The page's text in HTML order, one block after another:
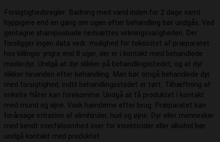
Forsigtighedsregler: Badning med vand inden for 2 dage samt
hyppigere end en gang om ugen efter behandling bør undgås. Ved
gentagne shampoobade nedsættes virkningsvarigheden. Der
foreligger ingen data vedr. mulighed for toksicitet af præparatet
hos killinger yngre end 8 uger, der er i kontakt med behandlede
moderdyr. Undgå at dyr slikker på behandlingsstedet, og at dyr
slikker hinanden efter behandling. Man bør omgå behandlede dyr
med forsigtighed, indtil behandlingsstedet er tørt. Tilhæftning af
enkelte flåter kan forekomme. Undgå at få produktet i kontakt
med mund og øjne. Vask hænderne efter brug. Præparatet kan
forårsage irritation af slimhinder, hud og øjne. Dyr eller mennesker
med kendt overfølsomhed over for insekticider eller alkohol bør
undgå kontakt med produktet.